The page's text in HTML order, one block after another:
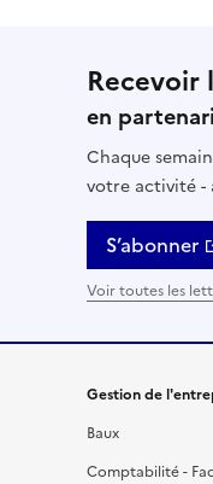
Recevoir
en
Chaque
votre activité -
S’abonner
Voir toutes les
Gestion de
Baux
Comptabilité -